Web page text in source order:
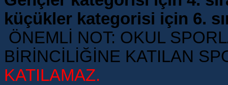
küçükler kategorisi için 6.
ÖNEMLİ NOT: OKUL
BİRİNCİLİĞİNE KATILAN
KATILAMAZ.